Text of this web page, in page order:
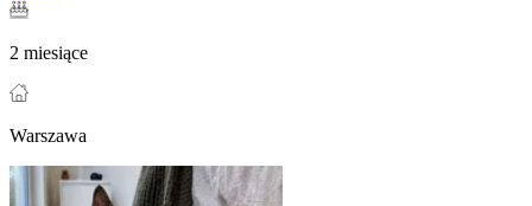
2 miesiące
Warszawa